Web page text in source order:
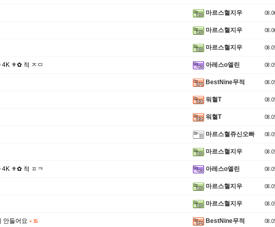
마르스혈지우
마르스혈지우
마르스혈지우
⚜✿ 적 ㅈㅁ 아레스o엘린
BestNine무적
워혈T
워혈T
마르스혈쥬신오빠
마르스혈지우
⚜✿ 적 ㅍㅋ 아레스o엘린
마르스혈지우
마르스혈지우
안들어요 + 35 BestNine무적